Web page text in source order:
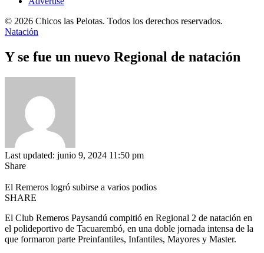
© 2026 Chicos las Pelotas. Todos los derechos reservados.
Natación
Y se fue un nuevo Regional de natación
Last updated: junio 9, 2024 11:50 pm
Share
El Remeros logró subirse a varios podios
SHARE
El Club Remeros Paysandú compitió en Regional 2 de natación en
el polideportivo de Tacuarembó, en una doble jornada intensa de la
que formaron parte Preinfantiles, Infantiles, Mayores y Master.